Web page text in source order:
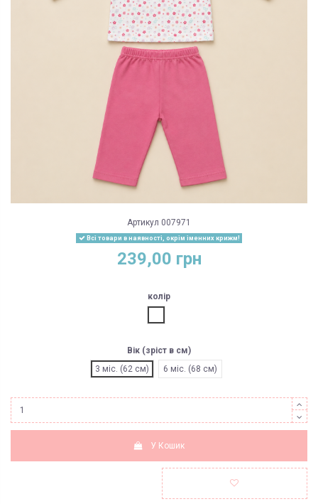
Артикул 007971
Всі товари в наявності, окрім іменних крижм!
239,00 грн
колір
Вік (зріст в см)
3 міс. (62 см)
6 міс. (68 см)
У Кошик